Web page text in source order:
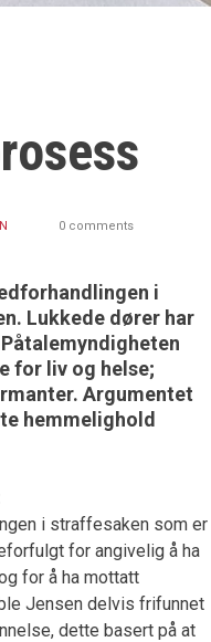
0 comments
i
Lukkede dører har
for liv og helse;
Argumentet
hemmelighold
i straffesaken som er
for angivelig å ha
for å ha mottatt
Jensen delvis frifunnet
dette basert på at